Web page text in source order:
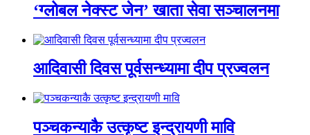
‘ग्लोबल नेक्स्ट जेन’ खाता सेवा सञ्चालनमा
आदिवासी दिवस पूर्वसन्ध्यामा दीप प्रज्वलन
पञ्चकन्याकै उत्कृष्ट इन्द्रायणी मावि